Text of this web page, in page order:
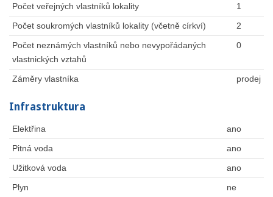
Počet veřejných vlastníků lokality
1
Počet soukromých vlastníků lokality (včetně církví)
2
Počet neznámých vlastníků nebo nevypořádaných
vlastnických vztahů
0
Záměry vlastníka prodej
Infrastruktura
Elektřina
ano
Pitná voda
ano
Užitková voda
ano
Plyn
ne